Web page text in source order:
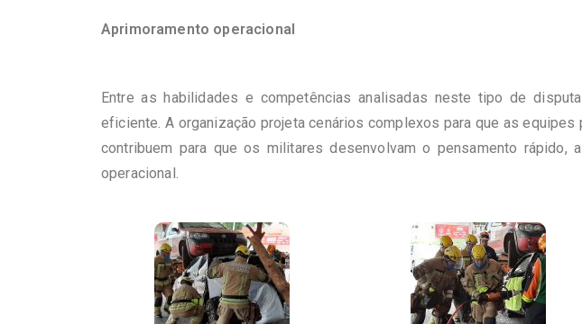
Aprimoramento operacional
Entre as habilidades e competências analisadas neste tipo de
eficiente. A organização projeta cenários complexos para que as
contribuem para que os militares desenvolvam o pensamento
operacional.